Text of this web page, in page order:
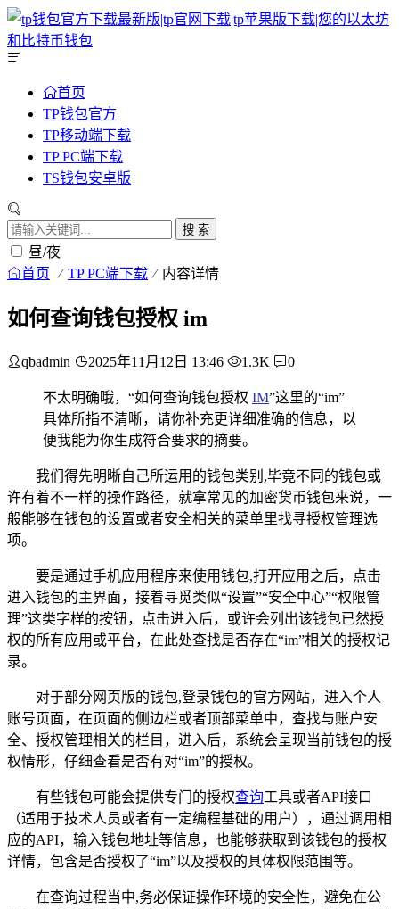
首页
TP钱包官方
TP移动端下载
TP PC端下载
TS钱包安卓版
搜 索
昼/夜
首页 TP PC端下载 内容详情
如何查询钱包授权 im
qbadmin 2025年11月12日 13:46 1.3K 0
不太明确哦，“如何查询钱包授权 IM”这里的“im”
具体所指不清晰，请你补充更详细准确的信息，以
便我能为你生成符合要求的摘要。
我们得先明晰自己所运用的钱包类别,毕竟不同的钱包或
许有着不一样的操作路径，就拿常见的加密货币钱包来说，一
般能够在钱包的设置或者安全相关的菜单里找寻授权管理选
项。
要是通过手机应用程序来使用钱包,打开应用之后，点击
进入钱包的主界面，接着寻觅类似“设置”“安全中心”“权限管
理”这类字样的按钮，点击进入后，或许会列出该钱包已然授
权的所有应用或平台，在此处查找是否存在“im”相关的授权记
录。
对于部分网页版的钱包,登录钱包的官方网站，进入个人
账号页面，在页面的侧边栏或者顶部菜单中，查找与账户安
全、授权管理相关的栏目，进入后，系统会呈现当前钱包的授
权情形，仔细查看是否有对“im”的授权。
有些钱包可能会提供专门的授权查询工具或者API接口
（适用于技术人员或者有一定编程基础的用户），通过调用相
应的API，输入钱包地址等信息，也能够获取到该钱包的授权
详情，包含是否授权了“im”以及授权的具体权限范围等。
在查询过程当中,务必保证操作环境的安全性，避免在公